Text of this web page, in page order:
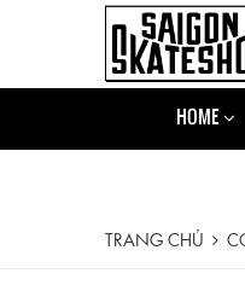
HOME
TRANG CHỦ